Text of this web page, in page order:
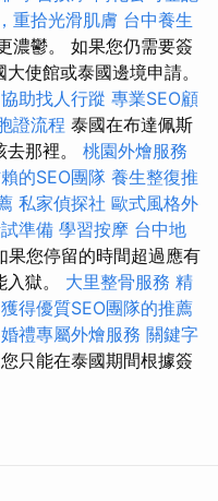
重拾光滑肌膚 台中養生
濃鬱。 如果您仍需要簽
使館或泰國邊境申請。
協助找人行蹤 專業SEO顧
證流程 泰國在布達佩斯
那裡。 桃園外燴服務
的SEO團隊 養生整復推
私家偵探社 歐式風格外
準備 學習按摩 台中地
果您停留的時間超過應有
獄。 大里整骨服務 精
獲得優質SEO團隊的推薦
婚禮專屬外燴服務 關鍵字
只能在泰國期間根據簽